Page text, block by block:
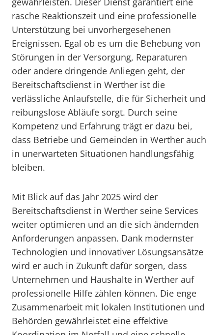
rasche Reaktionszeit und eine professionelle
Unterstützung bei unvorhergesehenen
Ereignissen. Egal ob es um die Behebung von
Störungen in der Versorgung, Reparaturen
oder andere dringende Anliegen geht, der
Bereitschaftsdienst in Werther ist die
verlässliche Anlaufstelle, die für Sicherheit und
reibungslose Abläufe sorgt. Durch seine
Kompetenz und Erfahrung trägt er dazu bei,
dass Betriebe und Gemeinden in Werther auch
in unerwarteten Situationen handlungsfähig
bleiben.
Mit Blick auf das Jahr 2025 wird der
Bereitschaftsdienst in Werther seine Services
weiter optimieren und an die sich ändernden
Anforderungen anpassen. Dank modernster
Technologien und innovativer Lösungsansätze
wird er auch in Zukunft dafür sorgen, dass
Unternehmen und Haushalte in Werther auf
professionelle Hilfe zählen können. Die enge
Zusammenarbeit mit lokalen Institutionen und
Behörden gewährleistet eine effektive